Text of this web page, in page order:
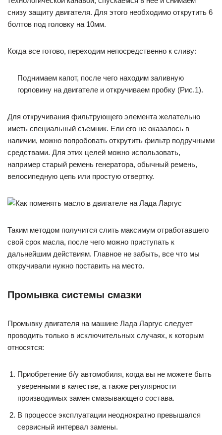
снизу защиту двигателя. Для этого необходимо открутить 6
болтов под головку на 10мм.
Когда все готово, переходим непосредственно к сливу:
Поднимаем капот, после чего находим заливную
горловину на двигателе и откручиваем пробку (Рис.1).
Для откручивания фильтрующего элемента желательно
иметь специальный съемник. Ели его не оказалось в
наличии, можно попробовать открутить фильтр подручными
средствами. Для этих целей можно использовать,
например старый ремень генератора, обычный ремень,
велосипедную цепь или простую отвертку.
Таким методом получится слить максимум отработавшего
свой срок масла, после чего можно приступать к
дальнейшим действиям. Главное не забыть, все что мы
откручивали нужно поставить на место.
Промывка системы смазки
Промывку двигателя на машине Лада Ларгус следует
проводить только в исключительных случаях, к которым
относятся:
Приобретение б/у автомобиля, когда вы не можете быть
уверенными в качестве, а также регулярности
производимых замен смазывающего состава.
В процессе эксплуатации неоднократно превышался
сервисный интервал замены.